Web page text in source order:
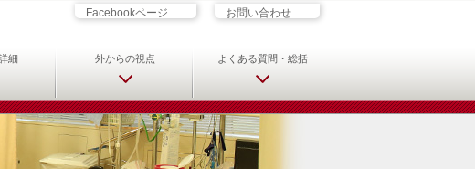
めざす君へ 救急科専門医・専攻医
Facebookページ お問い合わせ
細 外からの視点 よくある質問・総括